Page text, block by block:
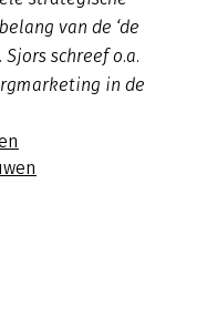
van de ‘de
schreef o.a.
in de